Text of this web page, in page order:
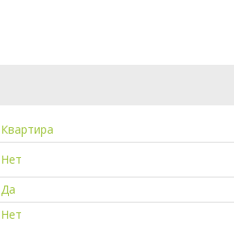
Квартира
Нет
Да
Нет